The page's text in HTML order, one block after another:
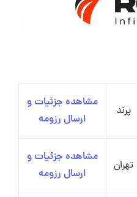
پرند
مشاهده جزئیات و
ارسال رزومه
تهران
مشاهده جزئیات و
ارسال رزومه